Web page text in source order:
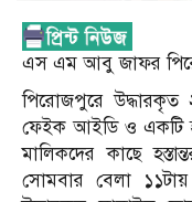
এস এম আবু জাফর
পিরোজপুরে
ফেইক আইডি ও একটি
মালিকদের কাছে
সোমবার বেলা